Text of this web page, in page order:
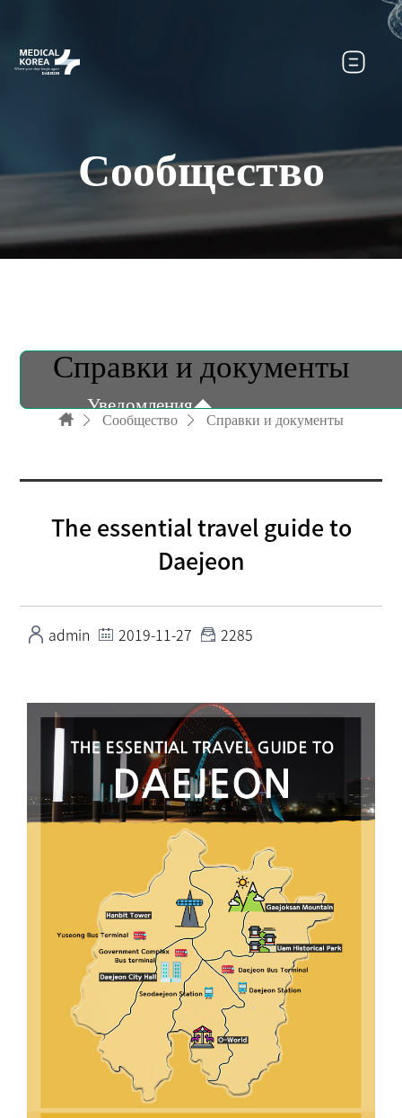
Сообщество
Уведомления
Справки и документы
Бюллетень
Рекламное видео
Справки и документы
Сообщество Справки и документы
The essential travel guide to
Daejeon
admin 2019-11-27 2285